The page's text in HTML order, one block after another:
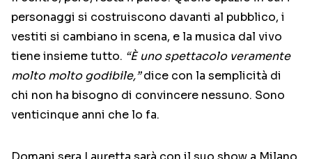
personaggi si costruiscono davanti al pubblico, i
vestiti si cambiano in scena, e la musica dal vivo
tiene insieme tutto. “È uno spettacolo veramente
molto molto godibile,”dice con la semplicità di
chi non ha bisogno di convincere nessuno. Sono
venticinque anni che lo fa.